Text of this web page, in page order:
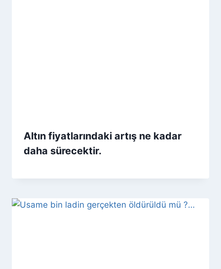
Altın fiyatlarındaki artış ne kadar
daha sürecektir.